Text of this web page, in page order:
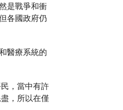
是戰爭和衝
各國政府仍
醫療系統的
，當中有許
，所以在僅